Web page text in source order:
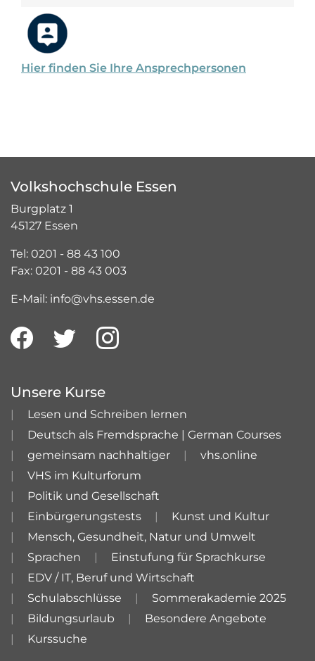
Hier finden Sie Ihre Ansprechpersonen
Volkshochschule Essen
Burgplatz 1
45127 Essen
Tel: 0201 - 88 43 100
Fax: 0201 - 88 43 003
E-Mail: info@vhs.essen.de
Unsere Kurse
Lesen und Schreiben lernen
Deutsch als Fremdsprache | German Courses
gemeinsam nachhaltiger
vhs.online
VHS im Kulturforum
Politik und Gesellschaft
Einbürgerungstests
Kunst und Kultur
Mensch, Gesundheit, Natur und Umwelt
Sprachen
Einstufung für Sprachkurse
EDV / IT, Beruf und Wirtschaft
Schulabschlüsse
Sommerakademie 2025
Bildungsurlaub
Besondere Angebote
Kurssuche